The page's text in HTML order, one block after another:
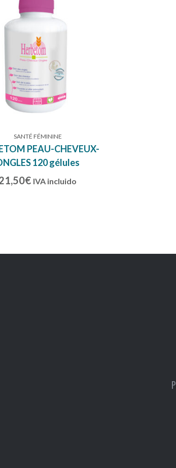
SANTÉ FÉMININE
PEAU-CHEVEUX-
120 gélules
€ IVA incluido